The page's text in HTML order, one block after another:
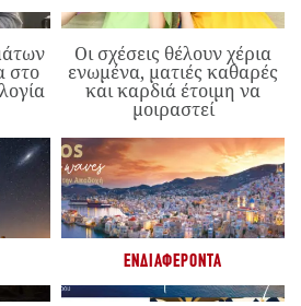
στο
Οι σχέσεις θέλουν χέρια
ενωμένα, ματιές καθαρές
και καρδιά έτοιμη να
μοιραστεί
ΕΝΔΙΑΦΈΡΟΝΤΑ